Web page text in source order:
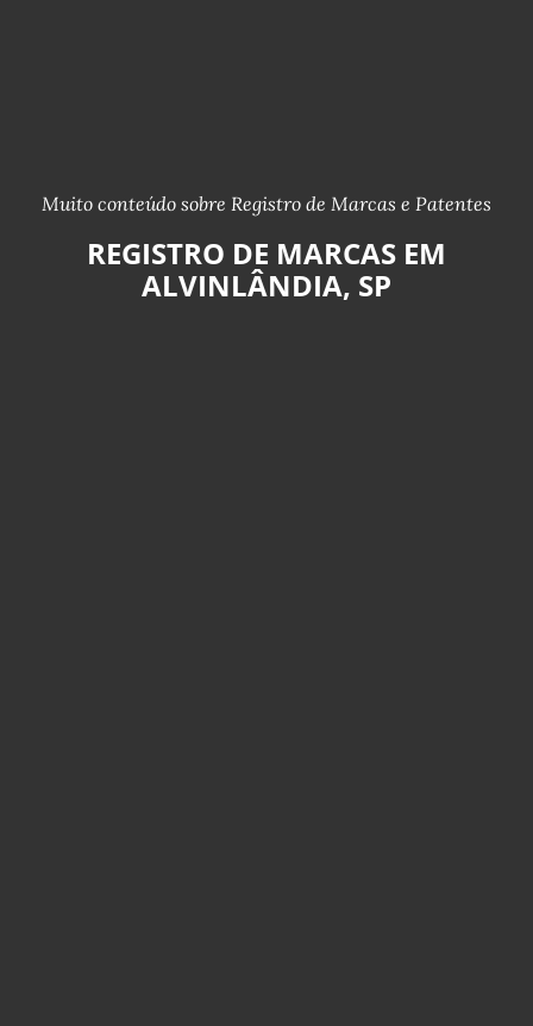
Muito conteúdo sobre Registro de Marcas e Patentes
REGISTRO DE MARCAS EM
ALVINLÂNDIA, SP